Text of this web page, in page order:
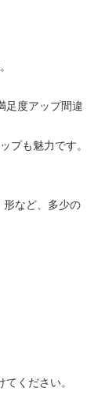
足度アップ間違
プも魅力です。
形など、多少の
ください。